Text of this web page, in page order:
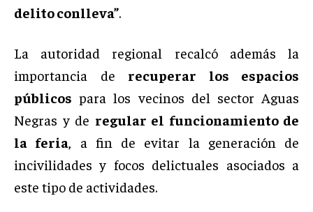
delito conlleva”.
La autoridad regional recalcó además la
importancia de recuperar los espacios
públicos para los vecinos del sector Aguas
Negras y de regular el funcionamiento de
la feria, a fin de evitar la generación de
incivilidades y focos delictuales asociados a
este tipo de actividades.